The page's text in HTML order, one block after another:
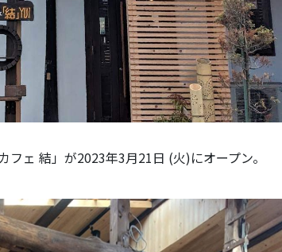
フェ 結」が2023年3月21日 (火)にオープン。